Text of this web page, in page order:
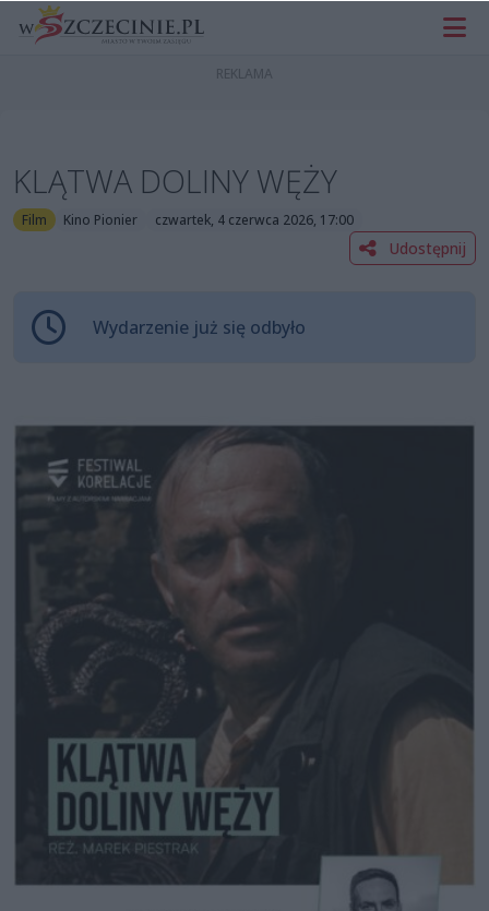
KLĄTWA DOLINY WĘŻY
Film Kino Pionier czwartek, 4 czerwca 2026, 17:00
Udostępnij
Wydarzenie już się odbyło